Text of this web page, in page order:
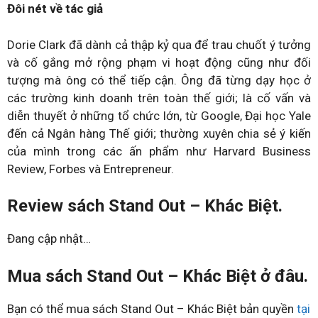
Đôi nét về tác giả
Dorie Clark đã dành cả thập kỷ qua để trau chuốt ý tưởng
và cố gắng mở rộng phạm vi hoạt động cũng như đối
tượng mà ông có thể tiếp cận. Ông đã từng dạy học ở
các trường kinh doanh trên toàn thế giới; là cố vấn và
diễn thuyết ở những tổ chức lớn, từ Google, Đại học Yale
đến cả Ngân hàng Thế giới; thường xuyên chia sẻ ý kiến
của mình trong các ấn phẩm như Harvard Business
Review, Forbes và Entrepreneur.
Review sách Stand Out – Khác Biệt.
Đang cập nhật…
Mua sách Stand Out – Khác Biệt ở đâu.
Bạn có thể mua sách Stand Out – Khác Biệt bản quyền tại